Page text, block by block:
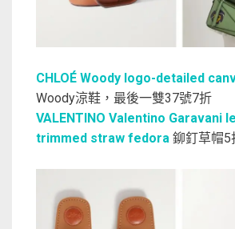
CHLOÉ Woody logo-detailed
Woody涼鞋，最後一雙37號7折
VALENTINO Valentino Garavani
trimmed straw fedora 鉚釘草帽5